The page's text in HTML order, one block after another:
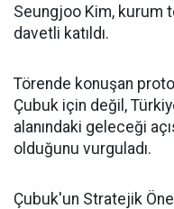
Seungjoo Kim, kurum
davetli katıldı.
Törende konuşan
Çubuk için değil,
alanındaki geleceği
olduğunu vurguladı.
Çubuk'un Stratejik